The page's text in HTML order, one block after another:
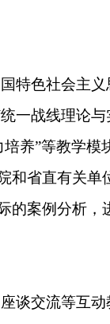
特色社会主义
一战线理论
培养”等教学模
和省直有关单
的案例分析
谈交流等互动